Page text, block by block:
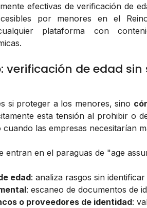
efectivas de verificación de
por menores en el
plataforma con
verificación de edad
si proteger a los menores, sino
esta tensión al prohibir o
las empresas necesitarían
entran en el paraguas de "age
edad: analiza rasgos sin
: escaneo de documentos de
o proveedores de identidad: